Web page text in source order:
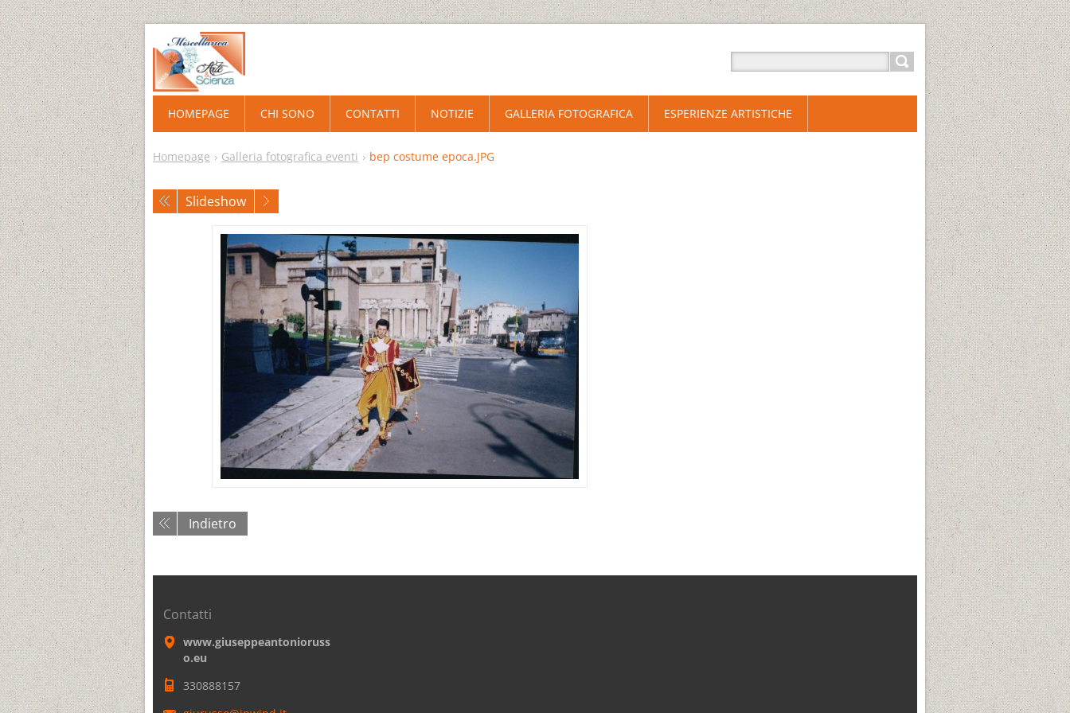
Homepage Galleria fotografica eventi bep costume epoca.JPG
Slideshow
Indietro
HOMEPAGE CHI SONO CONTATTI NOTIZIE GALLERIA FOTOGRAFICA ESPERIENZE ARTISTICHE
Contatti
www.giuseppeantonioruss
o.eu
330888157